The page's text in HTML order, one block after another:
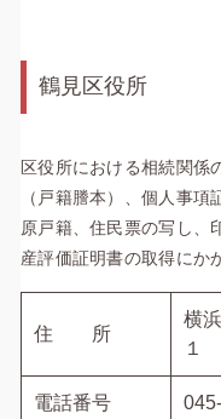
鶴見区役所
区役所における相続関係
（戸籍謄本）、個人事
原戸籍、住民票の写し、
産評価証明書の取得にか
住 所
横
１
電話番号